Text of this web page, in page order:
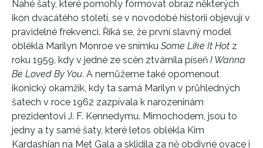
Nahé šaty, které pomohly formovat obraz některých
ikon dvacátého století, se v novodobé historii objevují v
pravidelné frekvenci. Říká se, že první slavný model
oblékla Marilyn Monroe ve snímku Some Like It Hot z
roku 1959, kdy v jedné ze scén ztvárnila píseň I Wanna
Be Loved By You. A nemůžeme také opomenout
ikonický okamžik, kdy ta samá Marilyn v průhledných
šatech v roce 1962 zazpívala k narozeninám
prezidentovi J. F. Kennedymu. Mimochodem, jsou to
jedny a ty samé šaty, které letos oblékla Kim
Kardashian na Met Gala a sklidila za ně obdivné ovace i